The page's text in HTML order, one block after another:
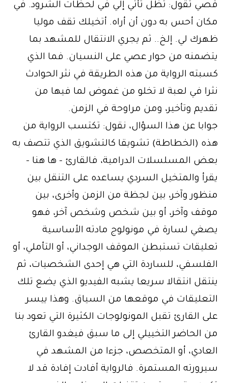
قصي تقول: تظل تأتي إلي في لحظات الشرود. في
مكان أحس به دون أن أراه. أتخيلك تقف موليا
ظهرك لي. إلخ.. ثم يجري الانتقال للمشهد بما
يتضمنه من حوار عصي على النسيان. فما الذي
كسبته الرواية من هذه الطريقة في نثر الحوادث
نثرا في لعبة لا تخلو من غموض لما فيها من
تقديم وتأخير، ومن مراوحة في الزمن.
جوابا عن هذا السؤال، نقول: تكتسب الرواية من
هذه (الخطاطة) تشويقا كالتشويق الذي تتصف به
بعض المسلسلات الدرامية، فالقارئ – ها هنا –
يقرأ والمتخيل السردي يساعده على التنقل بين
منظور وآخر، بين لجظة من الزمن وأخرى، بين
موقف وآخر، أو بين شخص وشخص آخر، فهو
يصغي لسارة في مونولوج مادته الأساسية
تعليقات تستبطن الموقف الوجداني، أو التأملي، أو
الفلسفي، للساردة التي هي إحدى الشخصيات، ثم
ينتقل انتقالا سريعا يشبه الفيديو الذي يضع تلك
التعليقات في موقعها من السياق. وهذا ييسر
على القارئ تقبل المونولوجات الكثيرة التي تعود بنا
من الحاضر التخييلي إلى ما سبق فيغدو القارئ
العادي، أو المتخصص، جزءا من المشهد في
سيرورته المستمرة. فالرواية أفادت إفادة قد لا